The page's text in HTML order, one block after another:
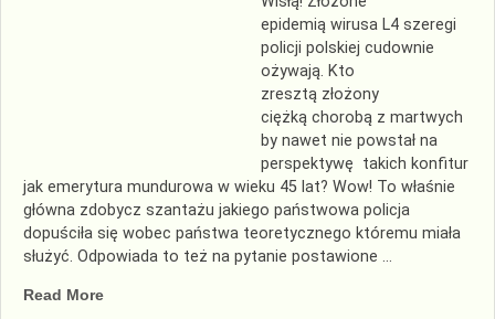
epidemią wirusa L4 szeregi
policji polskiej cudownie
ożywają. Kto
zresztą złożony
ciężką chorobą z martwych
by nawet nie powstał na
perspektywę takich konfitur
jak emerytura mundurowa w wieku 45 lat? Wow! To właśnie
główna zdobycz szantażu jakiego państwowa policja
dopuściła się wobec państwa teoretycznego któremu miała
służyć. Odpowiada to też na pytanie postawione …
Read More„Ile